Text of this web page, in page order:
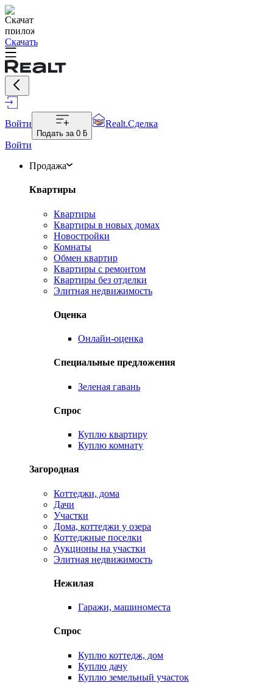
Скачать
Войти
Подать за 0 ƃ
Realt.Сделка
Войти
Продажа
Квартиры
Квартиры
Квартиры в новых домах
Новостройки
Комнаты
Обмен квартир
Квартиры с ремонтом
Квартиры без отделки
Элитная недвижимость
Оценка
Онлайн-оценка
Специальные предложения
Зеленая гавань
Спрос
Куплю квартиру
Куплю комнату
Загородная
Коттеджи, дома
Дачи
Участки
Дома, коттеджи у озера
Коттеджные поселки
Аукционы на участки
Элитная недвижимость
Нежилая
Гаражи, машиноместа
Спрос
Куплю коттедж, дом
Куплю дачу
Куплю земельный участок